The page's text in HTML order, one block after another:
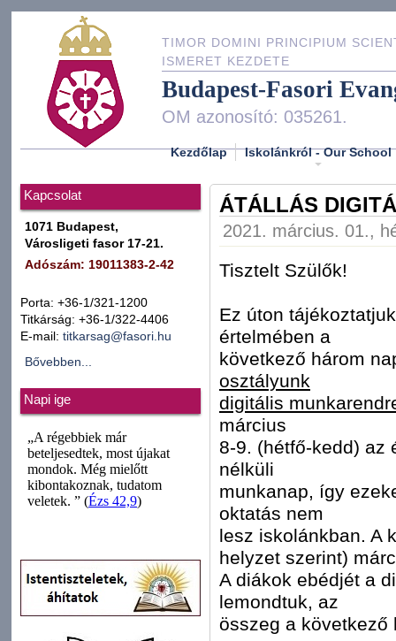
TIMOR DOMINI PRINCIPIUM
ISMERET KEZDETE
Budapest-Fasori
OM azonosító: 035261.
Kezdőlap Iskolánkról - Our School
Kapcsolat
1071 Budapest,
Városligeti fasor 17-21.
Adószám: 19011383-2-42
Porta: +36-1/321-1200
Titkárság: +36-1/322-4406
E-mail: titkarsag@fasori.hu
Bővebben...
Napi ige
ÁTÁLLÁS
2021. március. 01.,
Tisztelt Szülők!
Ez úton
értelmében a
következő három
osztályunk
digitális
március
8-9. (hétfő-kedd) az
nélküli
munkanap, így
oktatás nem
lesz iskolánkban. A
helyzet szerint)
A diákok ebédjét a
lemondtuk, az
összeg a következő